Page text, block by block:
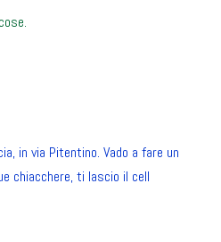
in via Pitentino. Vado a fare un
chiacchere, ti lascio il cell